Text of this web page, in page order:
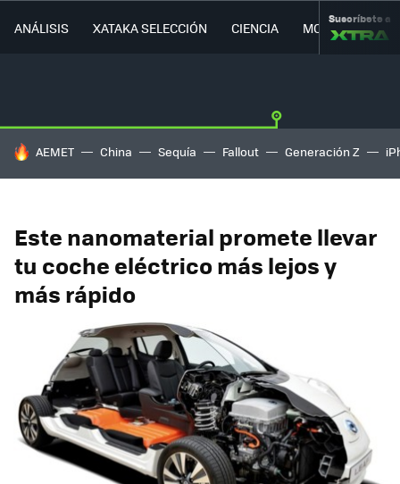
ANÁLISIS XATAKA SELECCIÓN CIENCIA MOVILIDAD
Suscríbete a
HOY SE HABLA DE
AEMET China Sequía Fallout Generación Z
Este nanomaterial promete llevar
tu coche eléctrico más lejos y
más rápido